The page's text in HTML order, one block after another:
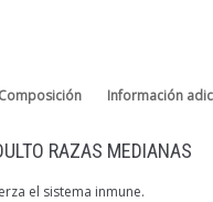
Composición Información
RAZAS MEDIANAS
el sistema inmune.